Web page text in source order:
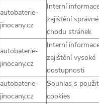
autobaterie-
jinocany.cz
Interní
zajištění
chodu stránek
autobaterie-
jinocany.cz
Interní
zajištění vysoké
dostupnosti
autobaterie-
jinocany.cz
Souhlas s
cookies